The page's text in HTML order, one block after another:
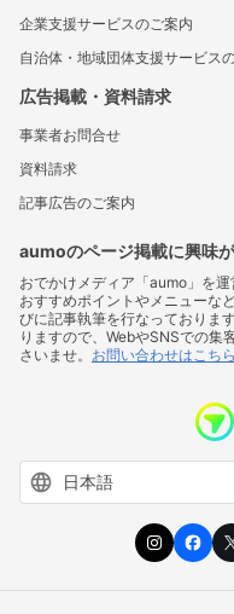
企業支援サービスのご案内
自治体・地域団体支援サービス
広告掲載・資料請求
事業者お問合せ
資料請求
記事広告のご案内
aumoのページ掲載に興味
おでかけメディア「aumo」を
おすすめポイントやメニューな
びに記事執筆を行なっておりま
りますので、WebやSNSでの集
さいませ。 お問い合わせはこちら